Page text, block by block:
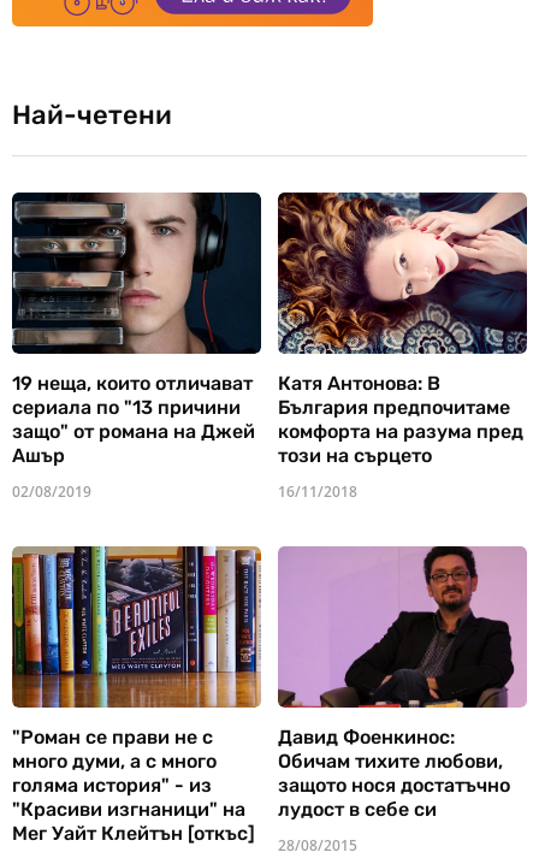
Най-четени
19 неща, които отличават
сериала по "13 причини
защо" от романа на Джей
Ашър
02/08/2019
Катя Антонова: В
България предпочитаме
комфорта на разума пред
този на сърцето
16/11/2018
"Роман се прави не с
много думи, а с много
голяма история" - из
"Красиви изгнаници" на
Мег Уайт Клейтън [откъс]
Давид Фоенкинос:
Обичам тихите любови,
защото нося достатъчно
лудост в себе си
28/08/2015